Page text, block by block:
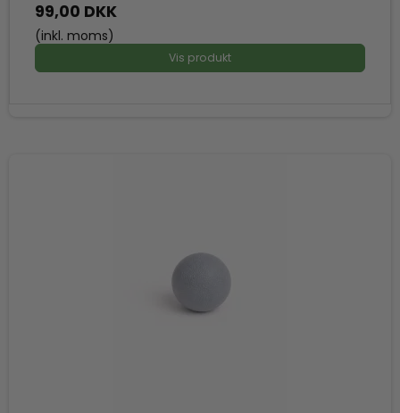
99,00 DKK
(inkl. moms)
Vis produkt